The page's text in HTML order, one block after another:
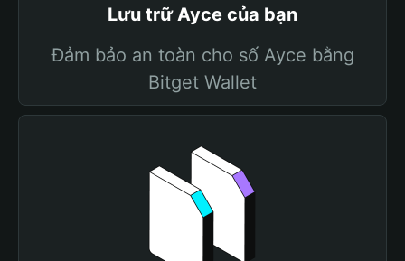
Lưu trữ Ayce của bạn
Đảm bảo an toàn cho số Ayce bằng
Bitget Wallet